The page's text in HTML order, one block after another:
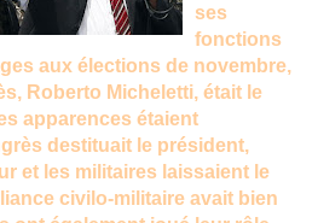
ses
fonctions
aux élections de novembre,
Roberto Micheletti, était le
apparences étaient
destituait le président,
et les militaires laissaient le
civilo-militaire avait bien